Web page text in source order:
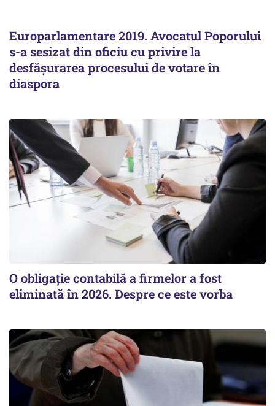
Europarlamentare 2019. Avocatul Poporului
s-a sesizat din oficiu cu privire la
desfăşurarea procesului de votare în
diaspora
O obligație contabilă a firmelor a fost
eliminată în 2026. Despre ce este vorba